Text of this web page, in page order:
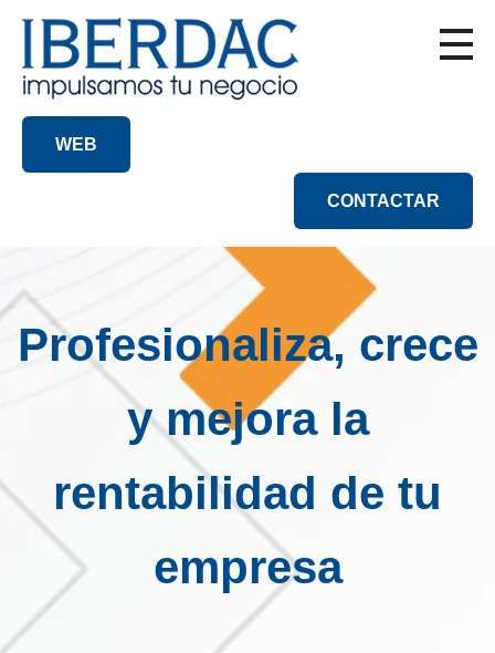
WEB
CONTACTAR
Profesionaliza, crece
y mejora la
rentabilidad de tu
empresa